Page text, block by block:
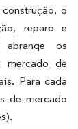
o
reparo e
abrange os
mercado de
Para cada
de mercado